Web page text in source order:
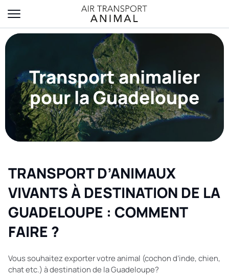
Transport animalier
pour la Guadeloupe
TRANSPORT D’ANIMAUX
VIVANTS À DESTINATION DE LA
GUADELOUPE : COMMENT
FAIRE ?
Vous souhaitez exporter votre animal (cochon d’inde, chien,
chat etc.) à destination de la Guadeloupe?